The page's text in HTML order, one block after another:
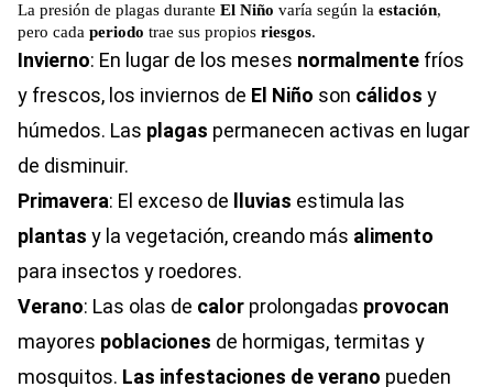
La presión de plagas durante El Niño varía según la estación,
pero cada periodo trae sus propios riesgos.
Invierno: En lugar de los meses normalmente fríos
y frescos, los inviernos de El Niño son cálidos y
húmedos. Las plagas permanecen activas en lugar
de disminuir.
Primavera: El exceso de lluvias estimula las
plantas y la vegetación, creando más alimento
para insectos y roedores.
Verano: Las olas de calor prolongadas provocan
mayores poblaciones de hormigas, termitas y
mosquitos. Las infestaciones de verano pueden